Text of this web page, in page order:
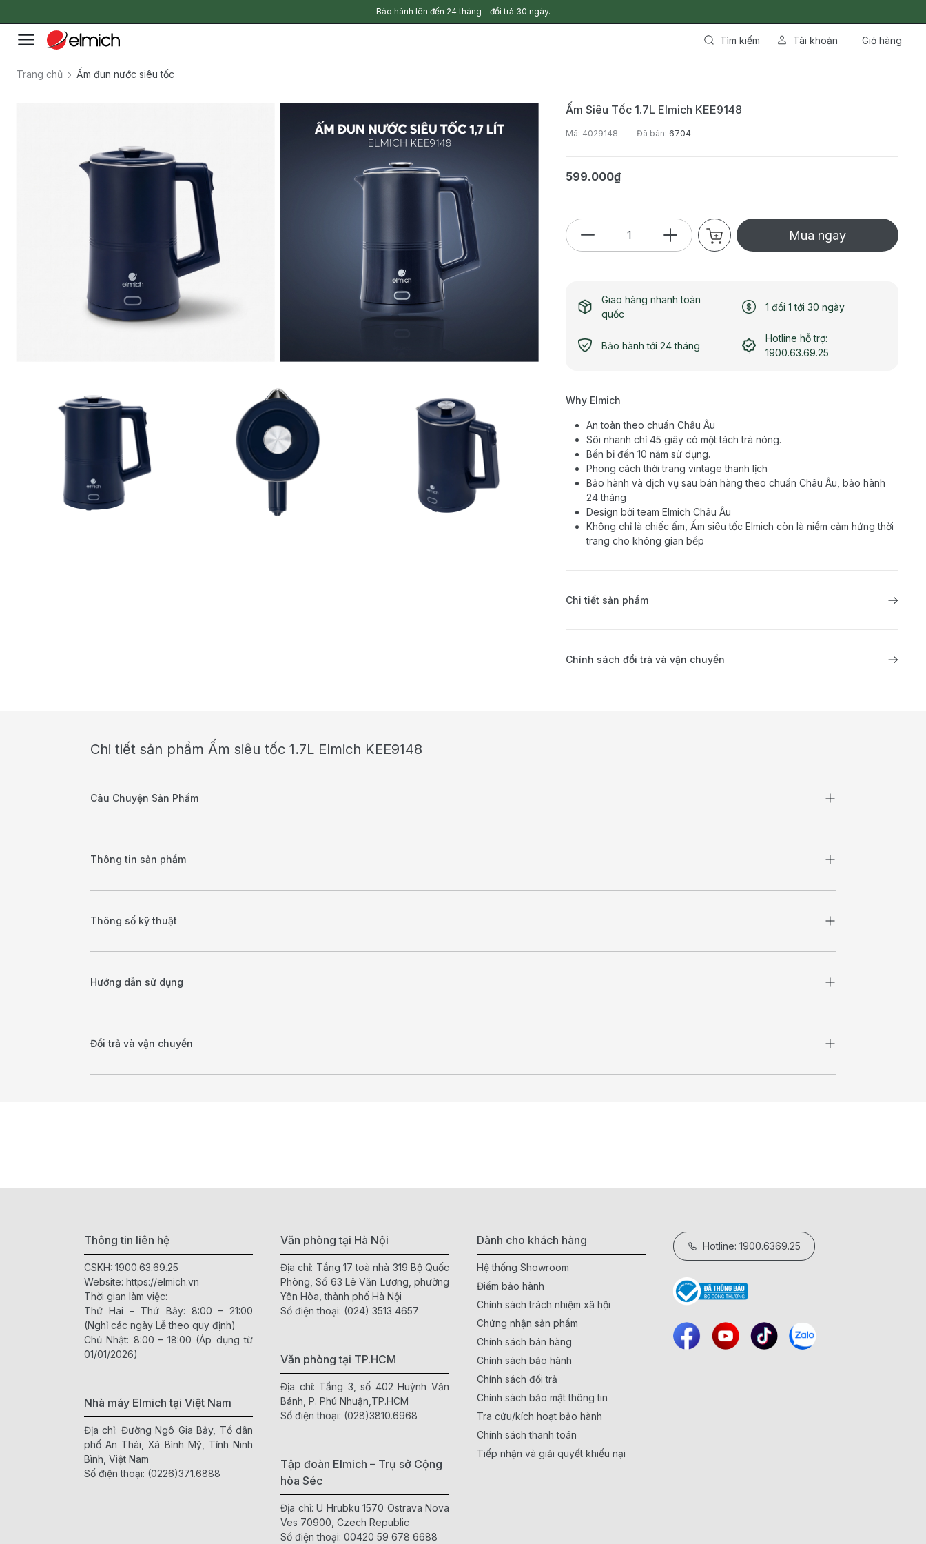
Bảo hành lên đến 24 tháng - đổi trả 30 ngày.
Tìm kiếm Tài khoản Giỏ hàng
Trang chủ Ấm đun nước siêu tốc
Ấm Siêu Tốc 1.7L Elmich KEE9148
Mã: 4029148 Đã bán: 6704
599.000₫
Mua ngay
Giao hàng nhanh toàn
quốc
1 đổi 1 tới 30 ngày
Bảo hành tới 24 tháng
Hotline hỗ trợ:
1900.63.69.25
Why Elmich
An toàn theo chuẩn Châu Âu
Sôi nhanh chỉ 45 giây có một tách trà nóng.
Bền bỉ đến 10 năm sử dụng.
Phong cách thời trang vintage thanh lịch
Bảo hành và dịch vụ sau bán hàng theo chuẩn Châu Âu, bảo hành
24 tháng
Design bởi team Elmich Châu Âu
Không chỉ là chiếc ấm, Ấm siêu tốc Elmich còn là niềm cảm hứng thời
trang cho không gian bếp
Chi tiết sản phẩm
Chính sách đổi trả và vận chuyển
Chi tiết sản phẩm Ấm siêu tốc 1.7L Elmich KEE9148
Câu Chuyện Sản Phẩm
Thông tin sản phẩm
Thông số kỹ thuật
Hướng dẫn sử dụng
Đổi trả và vận chuyển
Thông tin liên hệ
CSKH: 1900.63.69.25
Website: https://elmich.vn
Thời gian làm việc:
Thứ Hai – Thứ Bảy: 8:00 – 21:00
(Nghỉ các ngày Lễ theo quy định)
Chủ Nhật: 8:00 – 18:00 (Áp dụng từ
01/01/2026)
Nhà máy Elmich tại Việt Nam
Địa chỉ: Đường Ngô Gia Bảy, Tổ dân
phố An Thái, Xã Bình Mỹ, Tỉnh Ninh
Bình, Việt Nam
Số điện thoại: (0226)371.6888
Văn phòng tại Hà Nội
Địa chỉ: Tầng 17 toà nhà 319 Bộ Quốc
Phòng, Số 63 Lê Văn Lương, phường
Yên Hòa, thành phố Hà Nội
Số điện thoại: (024) 3513 4657
Văn phòng tại TP.HCM
Địa chỉ: Tầng 3, số 402 Huỳnh Văn
Bánh, P. Phú Nhuận,TP.HCM
Số điện thoại: (028)3810.6968
Tập đoàn Elmich – Trụ sở Cộng
hòa Séc
Địa chỉ: U Hrubku 1570 Ostrava Nova
Ves 70900, Czech Republic
Số điện thoại: 00420 59 678 6688
Dành cho khách hàng
Hệ thống Showroom
Điểm bảo hành
Chính sách trách nhiệm xã hội
Chứng nhận sản phẩm
Chính sách bán hàng
Chính sách bảo hành
Chính sách đổi trả
Chính sách bảo mật thông tin
Tra cứu/kích hoạt bảo hành
Chính sách thanh toán
Tiếp nhận và giải quyết khiếu nại
Hotline: 1900.6369.25